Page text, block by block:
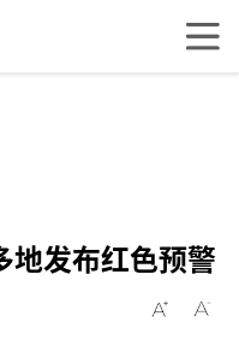
地发布红色预警